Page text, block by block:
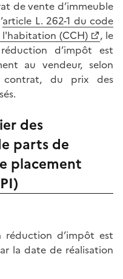
de vente d’immeuble
article L. 262-1 du code
(CCH)
, le
d’impôt est
au vendeur, selon
contrat, du prix des
des
parts de
placement
réduction d’impôt est
la date de réalisation